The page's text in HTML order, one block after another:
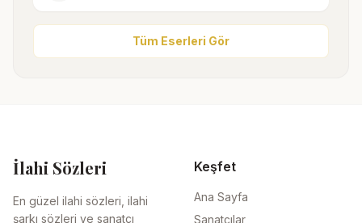
Tüm Eserleri Gör
İlahi Sözleri
En güzel ilahi sözleri, ilahi
şarkı sözleri ve sanatçı
Keşfet
Ana Sayfa
Sanatçılar